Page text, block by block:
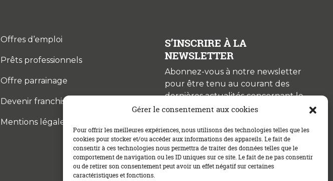
Gérer le consentement aux cookies
Pour offrir les meilleures expériences, nous utilisons des technologies telles que les
cookies pour stocker et/ou accéder aux informations des appareils. Le fait de
consentir à ces technologies nous permettra de traiter des données telles que le
comportement de navigation ou les ID uniques sur ce site. Le fait de ne pas consentir
ou de retirer son consentement peut avoir un effet négatif sur certaines
caractéristiques et fonctions.
Offres d’emploi
Prêts professionnels
Offre parrainage
Devenir franchisé
Mentions légales
S’INSCRIRE À LA
NEWSLETTER
Abonnez-vous à notre newsletter
pour être tenu au courant des
dernières actualités concernant le
crédit immobilier !